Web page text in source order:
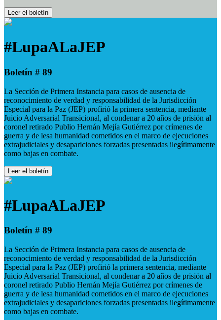
Leer el boletín
#LupaALaJEP
Boletín # 89
La Sección de Primera Instancia para casos de ausencia de
reconocimiento de verdad y responsabilidad de la Jurisdicción
Especial para la Paz (JEP) profirió la primera sentencia, mediante
Juicio Adversarial Transicional, al condenar a 20 años de prisión al
coronel retirado Publio Hernán Mejía Gutiérrez por crímenes de
guerra y de lesa humanidad cometidos en el marco de ejecuciones
extrajudiciales y desapariciones forzadas presentadas ilegítimamente
como bajas en combate.
Leer el boletín
#LupaALaJEP
Boletín # 89
La Sección de Primera Instancia para casos de ausencia de
reconocimiento de verdad y responsabilidad de la Jurisdicción
Especial para la Paz (JEP) profirió la primera sentencia, mediante
Juicio Adversarial Transicional, al condenar a 20 años de prisión al
coronel retirado Publio Hernán Mejía Gutiérrez por crímenes de
guerra y de lesa humanidad cometidos en el marco de ejecuciones
extrajudiciales y desapariciones forzadas presentadas ilegítimamente
como bajas en combate.